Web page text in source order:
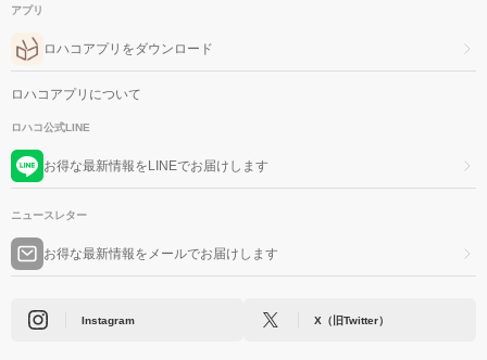
アプリ
ロハコアプリをダウンロード
ロハコアプリについて
ロハコ公式LINE
お得な最新情報をLINEでお届けします
ニュースレター
お得な最新情報をメールでお届けします
Instagram X（旧Twitter）